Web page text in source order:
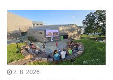
2. 8. 2026